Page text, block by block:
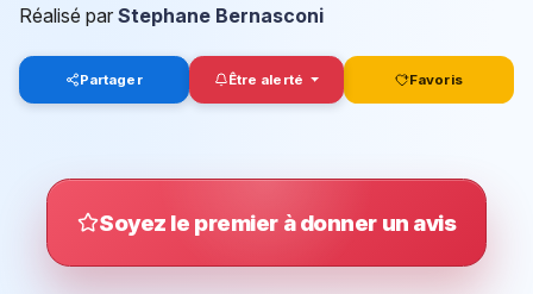
Réalisé par Stephane Bernasconi
Partager Être alerté Favoris
Soyez le premier à donner un avis